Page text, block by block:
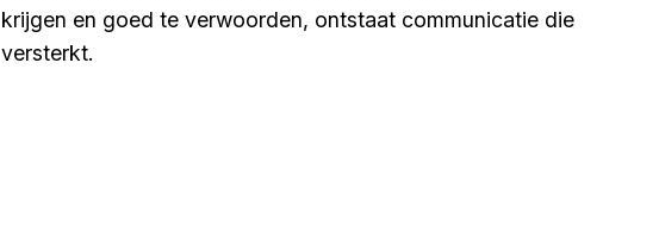
krijgen en goed te verwoorden, ontstaat communicatie die
versterkt.